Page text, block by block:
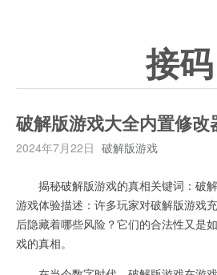
接码
破解版游戏大全内置修改
2024年7月22日 破解版游戏
揭秘破解版游戏的真相关键词：破解
游戏体验描述：许多玩家对破解版游戏
后隐藏着哪些风险？它们的合法性又是
戏的真相。